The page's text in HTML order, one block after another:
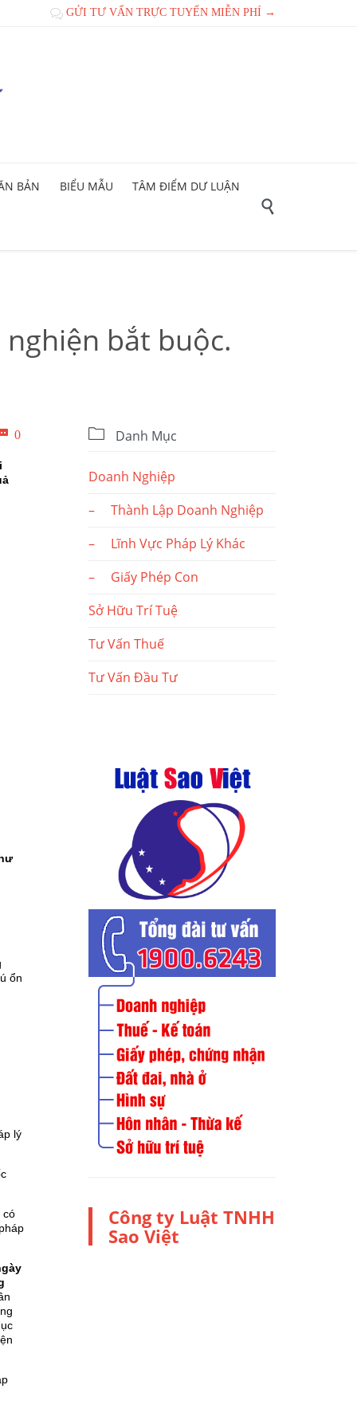
 GỬI TƯ VẤN TRỰC TUYẾN MIỄN PHÍ →
BẢN BIỂU MẪU TÂM ĐIỂM DƯ LUẬN

bắt buộc.
0Bình
ổn
lý
có
 Danh Mục
Doanh Nghiệp
– Thành Lập Doanh Nghiệp
– Lĩnh Vực Pháp Lý Khác
– Giấy Phép Con
Sở Hữu Trí Tuệ
Tư Vấn Thuế
Tư Vấn Đầu Tư
Công ty Luật TNHH
Sao Việt